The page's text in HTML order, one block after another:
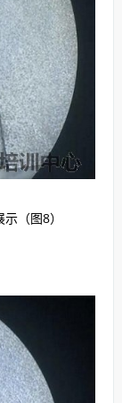
（图8）